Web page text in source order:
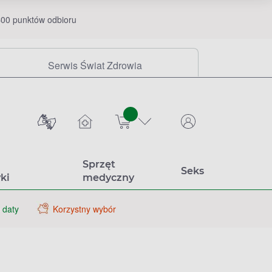
punktów odbioru
Serwis Świat Zdrowia
sztuk
Sprzęt
medyczny
Seks
daty Korzystny wybór